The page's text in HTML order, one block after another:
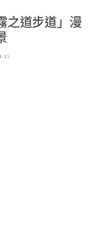
之道步道」漫
15